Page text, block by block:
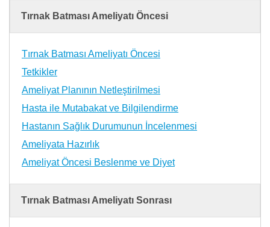
Tırnak Batması Ameliyatı Öncesi
Tırnak Batması Ameliyatı Öncesi
Tetkikler
Ameliyat Planının Netleştirilmesi
Hasta ile Mutabakat ve Bilgilendirme
Hastanın Sağlık Durumunun İncelenmesi
Ameliyata Hazırlık
Ameliyat Öncesi Beslenme ve Diyet
Tırnak Batması Ameliyatı Sonrası